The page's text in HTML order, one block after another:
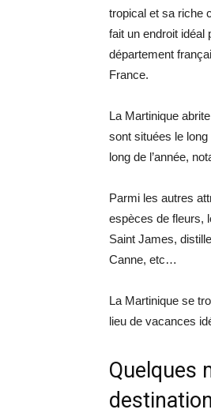
tropical et sa riche
fait un endroit idéal
département
France.
La Martinique
sont situées le
long de l’année,
Parmi les autres
espèces de fleurs,
Saint James,
Canne, etc…
La Martinique se
lieu de vacances
Quelques